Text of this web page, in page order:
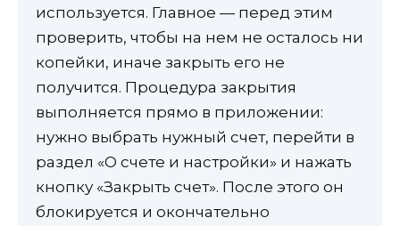
используется. Главное — перед этим
проверить, чтобы на нем не осталось ни
копейки, иначе закрыть его не
получится. Процедура закрытия
выполняется прямо в приложении:
нужно выбрать нужный счет, перейти в
раздел «О счете и настройки» и нажать
кнопку «Закрыть счет». После этого он
блокируется и окончательно